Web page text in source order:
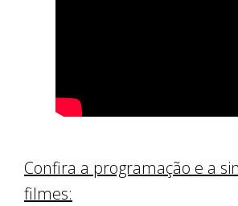
Confira a programação e a
filmes: